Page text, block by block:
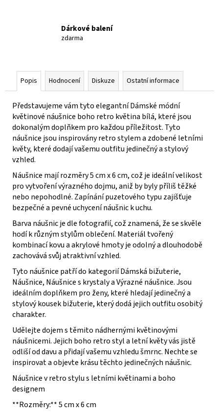
Dárkové balení
zdarma
Popis Hodnocení Diskuze Ostatní informace
Představujeme vám tyto elegantní Dámské módní
květinové náušnice boho retro květina bílá, které jsou
dokonalým doplňkem pro každou příležitost. Tyto
náušnice jsou inspirovány retro stylem a zdobené letními
květy, které dodají vašemu outfitu jedinečný a stylový
vzhled.
Náušnice mají rozměry 5 cm x 6 cm, což je ideální velikost
pro vytvoření výrazného dojmu, aniž by byly příliš těžké
nebo nepohodlné. Zapínání puzetového typu zajišťuje
bezpečné a pevné uchycení náušnic k uchu.
Barva náušnic je dle fotografií, což znamená, že se skvěle
hodí k různým stylům oblečení. Materiál tvořený
kombinací kovu a akrylové hmoty je odolný a dlouhodobě
zachovává svůj atraktivní vzhled.
Tyto náušnice patří do kategorií Dámská bižuterie,
Náušnice, Náušnice s krystaly a Výrazné náušnice. Jsou
ideálním doplňkem pro ženy, které hledají jedinečný a
stylový kousek bižuterie, který dodá jejich outfitu osobitý
charakter.
Udělejte dojem s těmito nádhernými květinovými
náušnicemi. Jejich boho retro styl a letní květy vás jistě
odliší od davu a přidají vašemu vzhledu šmrnc. Nechte se
inspirovat a objevte krásu těchto jedinečných náušnic.
Náušnice v retro stylu s letními květinami a boho
designem
**Rozměry:** 5 cm x 6 cm